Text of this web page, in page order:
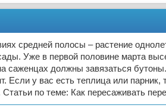
средней полосы – растение
Уже в первой половине марта
саженцах должны завязаться
Если у вас есть теплица или
по теме: Как пересаживать